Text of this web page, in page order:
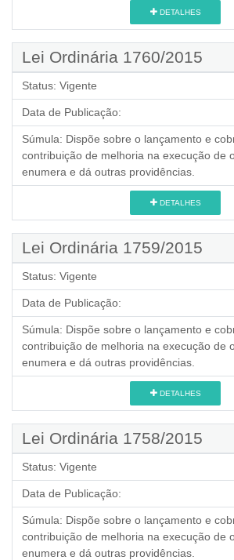
DETALHES
Lei Ordinária 1760/2015
Status: Vigente
Data de Publicação:
Súmula: Dispõe sobre o lançamento e
contribuição de melhoria na execução de
enumera e dá outras providências.
DETALHES
Lei Ordinária 1759/2015
Status: Vigente
Data de Publicação:
Súmula: Dispõe sobre o lançamento e
contribuição de melhoria na execução de
enumera e dá outras providências.
DETALHES
Lei Ordinária 1758/2015
Status: Vigente
Data de Publicação:
Súmula: Dispõe sobre o lançamento e
contribuição de melhoria na execução de
enumera e dá outras providências.